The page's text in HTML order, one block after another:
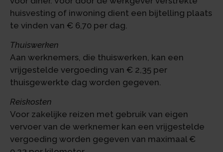
huisvesting of inwoning dient een bijtelling plaats
te vinden van € 6,70 per dag.
Thuiswerken
Aan werknemers, die thuiswerken, kan een
vrijgestelde vergoeding van € 2,35 per
thuisgewerkte dag worden gegeven.
Reiskosten
Voor zakelijke reizen met gebruik van eigen
vervoer van de werknemer kan een vrijgestelde
vergoeding worden gegeven van maximaal €